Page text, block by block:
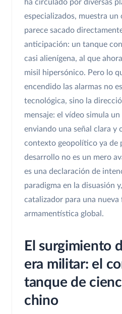
ha circulado por diversas
especializados, muestra
parece sacado
anticipación: un tanque
casi alienígena, al que
misil hipersónico. Pero lo
encendido las alarmas no
tecnológica, sino la
mensaje: el vídeo simula
enviando una señal clara y
contexto geopolítico ya de
desarrollo no es un mero
es una declaración de
paradigma en la disuasión
catalizador para una nueva
armamentística global.
El surgimiento
era militar: el
tanque de
chino